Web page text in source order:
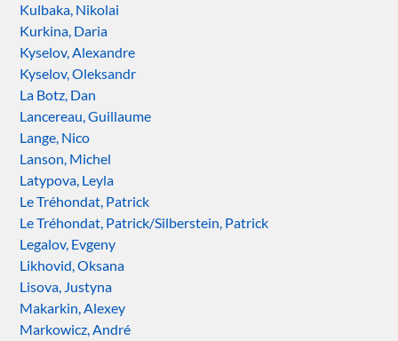
Kulbaka, Nikolai
Kurkina, Daria
Kyselov, Alexandre
Kyselov, Oleksandr
La Botz, Dan
Lancereau, Guillaume
Lange, Nico
Lanson, Michel
Latypova, Leyla
Le Tréhondat, Patrick
Le Tréhondat, Patrick/Silberstein, Patrick
Legalov, Evgeny
Likhovid, Oksana
Lisova, Justyna
Makarkin, Alexey
Markowicz, André